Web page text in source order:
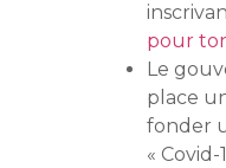
pour
Le
place
fonder
«